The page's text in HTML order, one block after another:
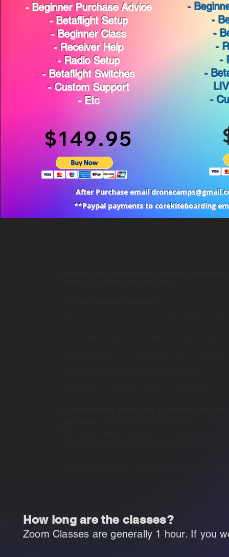
$149.95
- Beginner Purchase Advice
- Betaflight Setup
- Beginner Class
- Receiver Help
- Radio Setup
- Betaflight Switches
- Custom Support
- Etc
-
-
-
-
-
-
-
**Paypal payments to corekiteboarding
After Purchase email
How long are the classes?
Zoom Classes are generally 1 hour. If you